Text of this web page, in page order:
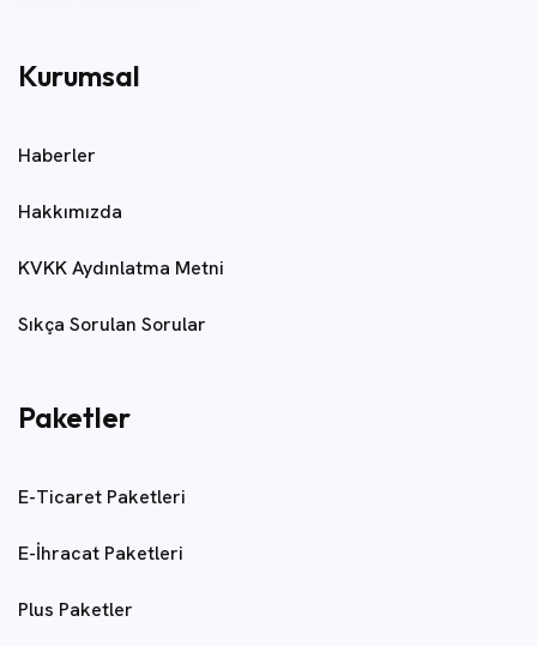
Kurumsal
Haberler
Hakkımızda
KVKK Aydınlatma Metni
Sıkça Sorulan Sorular
Paketler
E-Ticaret Paketleri
E-İhracat Paketleri
Plus Paketler